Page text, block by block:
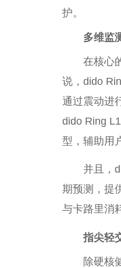
护。
多维监
在核心
说，dido
通过震动进
dido Ring
型，辅助用
并且，
期预测，提
与卡路里消
指尖轻
除硬核